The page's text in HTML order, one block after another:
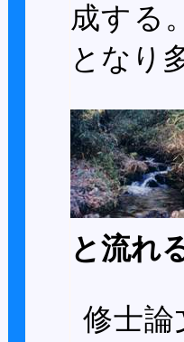
成する
となり
と流れ
修士論